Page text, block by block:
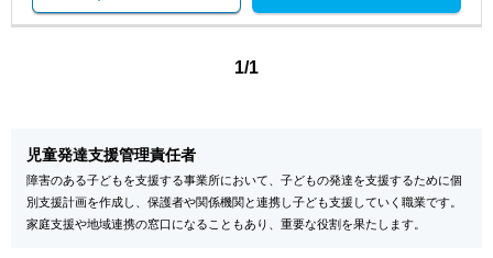
1/1
児童発達支援管理責任者
障害のある子どもを支援する事業所において、子どもの発達を支援するために個
別支援計画を作成し、保護者や関係機関と連携し子ども支援していく職業です。
家庭支援や地域連携の窓口になることもあり、重要な役割を果たします。